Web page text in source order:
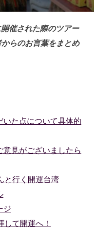
稿
催された際のツアー
らのお言葉をまとめ
いた点について具体的
意見がございましたら
と行く開運台湾
ジ
て開運へ！